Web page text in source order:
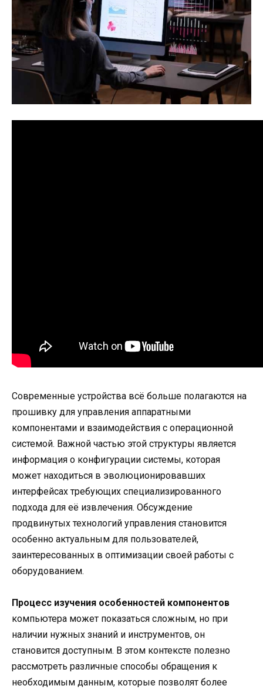
Современные устройства всё больше полагаются на
прошивку для управления аппаратными
компонентами и взаимодействия с операционной
системой. Важной частью этой структуры является
информация о конфигурации системы, которая
может находиться в эволюционировавших
интерфейсах требующих специализированного
подхода для её извлечения. Обсуждение
продвинутых технологий управления становится
особенно актуальным для пользователей,
заинтересованных в оптимизации своей работы с
оборудованием.
Процесс изучения особенностей компонентов
компьютера может показаться сложным, но при
наличии нужных знаний и инструментов, он
становится доступным. В этом контексте полезно
рассмотреть различные способы обращения к
необходимым данным, которые позволят более